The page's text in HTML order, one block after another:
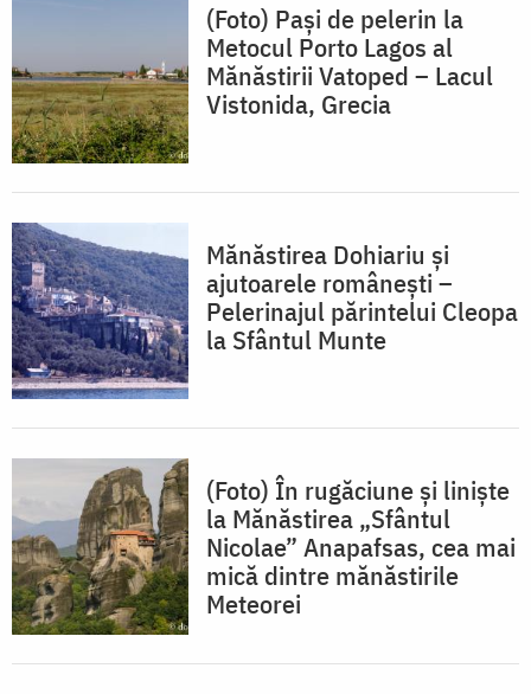
(Foto) Pași de pelerin la
Metocul Porto Lagos al
Mănăstirii Vatoped – Lacul
Vistonida, Grecia
Mănăstirea Dohiariu și
ajutoarele românești –
Pelerinajul părintelui Cleopa
la Sfântul Munte
(Foto) În rugăciune și liniște
la Mănăstirea „Sfântul
Nicolae” Anapafsas, cea mai
mică dintre mănăstirile
Meteorei